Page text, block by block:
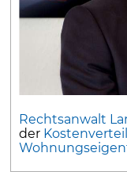
Rechtsanwalt
der